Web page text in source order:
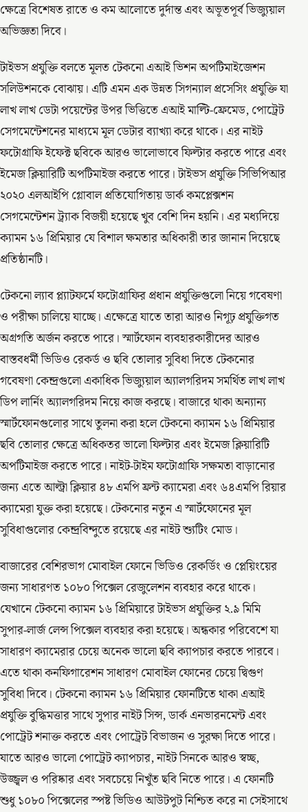
ক্ষেত্রে বিশেষত রাতে ও কম আলোতে দুর্দান্ত এবং অভূতপূর্ব ভিজ্যুয়াল
অভিজ্ঞতা দিবে।
টাইভস প্রযুক্তি বলতে মূলত টেকনো এআই ভিশন অপটিমাইজেশন
সলিউশনকে বোঝায়। এটি এমন এক উন্নত সিগন্যাল প্রসেসিং প্রযুক্তি যা
লাখ লাখ ডেটা পয়েন্টের উপর ভিত্তিতে এআই মাল্টি-ফ্রেমেড, পোট্রেট
সেগমেন্টেশনের মাধ্যমে মূল ডেটার ব্যাখ্যা করে থাকে। এর নাইট
ফটোগ্রাফি ইফেক্ট ছবিকে আরও ভালোভাবে ফিল্টার করতে পারে এবং
ইমেজ ক্লিয়ারিটি অপটিমাইজ করতে পারে। টাইভস প্রযুক্তি সিভিপিআর
২০২০ এলআইপি গ্লোবাল প্রতিযোগিতায় ডার্ক কমপ্লেক্সশন
সেগমেন্টেশন ট্র্যাক বিজয়ী হয়েছে খুব বেশি দিন হয়নি। এর মধ্যদিয়ে
ক্যামন ১৬ প্রিমিয়ার যে বিশাল ক্ষমতার অধিকারী তার জানান দিয়েছে
প্রতিষ্ঠানটি।
টেকনো ল্যাব প্ল্যাটফর্মে ফটোগ্রাফির প্রধান প্রযুক্তিগুলো নিয়ে গবেষণা
ও পরীক্ষা চালিয়ে যাচ্ছে। এক্ষেত্রে যাতে তারা আরও নিগূঢ় প্রযুক্তিগত
অগ্রগতি অর্জন করতে পারে। স্মার্টফোন ব্যবহারকারীদের আরও
বাস্তবধর্মী ভিডিও রেকর্ড ও ছবি তোলার সুবিধা দিতে টেকনোর
গবেষণা কেন্দ্রগুলো একাধিক ভিজ্যুয়াল অ্যালগরিদম সমর্থিত লাখ লাখ
ডিপ লার্নিং অ্যালগরিদম নিয়ে কাজ করছে। বাজারে থাকা অন্যান্য
স্মার্টফোনগুলোর সাথে তুলনা করা হলে টেকনো ক্যামন ১৬ প্রিমিয়ার
ছবি তোলার ক্ষেত্রে অধিকতর ভালো ফিল্টার এবং ইমেজ ক্লিয়ারিটি
অপটিমাইজ করতে পারে। নাইট-টাইম ফটোগ্রাফি সক্ষমতা বাড়ানোর
জন্য এতে আল্ট্রা ক্লিয়ার ৪৮ এমপি ফ্রন্ট ক্যামেরা এবং ৬৪এমপি রিয়ার
ক্যামেরা যুক্ত করা হয়েছে। টেকনোর নতুন এ স্মার্টফোনের মূল
সুবিধাগুলোর কেন্দ্রবিন্দুতে রয়েছে এর নাইট শ্যুটিং মোড।
বাজারের বেশিরভাগ মোবাইল ফোনে ভিডিও রেকর্ডিং ও প্লেয়িংয়ের
জন্য সাধারণত ১০৮০ পিক্সেল রেজুলেশন ব্যবহার করে থাকে।
যেখানে টেকনো ক্যামন ১৬ প্রিমিয়ারে টাইভস প্রযুক্তির ২.৯ মিমি
সুপার-লার্জ লেন্স পিক্সেল ব্যবহার করা হয়েছে। অন্ধকার পরিবেশে যা
সাধারণ ক্যামেরার চেয়ে অনেক ভালো ছবি ক্যাপচার করতে পারবে।
এতে থাকা কনফিগারেশন সাধারণ মোবাইল ফোনের চেয়ে দ্বিগুণ
সুবিধা দিবে। টেকনো ক্যামন ১৬ প্রিমিয়ার ফোনটিতে থাকা এআই
প্রযুক্তি বুদ্ধিমত্তার সাথে সুপার নাইট সিন্স, ডার্ক এনভারনমেন্ট এবং
পোট্রেট শনাক্ত করতে এবং পোট্রেট বিভাজন ও সুরক্ষা দিতে পারে।
যাতে আরও ভালো পোট্রেট ক্যাপচার, নাইট সিনকে আরও স্বচ্ছ,
উজ্জ্বল ও পরিষ্কার এবং সবচেয়ে নিখুঁত ছবি নিতে পারে। এ ফোনটি
শুধু ১০৮০ পিক্সেলের স্পষ্ট ভিডিও আউটপুট নিশ্চিত করে না সেইসাথে